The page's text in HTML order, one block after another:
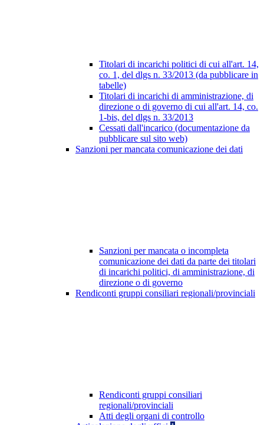
Titolari di incarichi politici di cui all'art. 14,
co. 1, del dlgs n. 33/2013 (da pubblicare in
tabelle)
Titolari di incarichi di amministrazione, di
direzione o di governo di cui all'art. 14, co.
1-bis, del dlgs n. 33/2013
Cessati dall'incarico (documentazione da
pubblicare sul sito web)
Sanzioni per mancata comunicazione dei dati
Sanzioni per mancata o incompleta
comunicazione dei dati da parte dei titolari
di incarichi politici, di amministrazione, di
direzione o di governo
Rendiconti gruppi consiliari regionali/provinciali
Rendiconti gruppi consiliari
regionali/provinciali
Atti degli organi di controllo